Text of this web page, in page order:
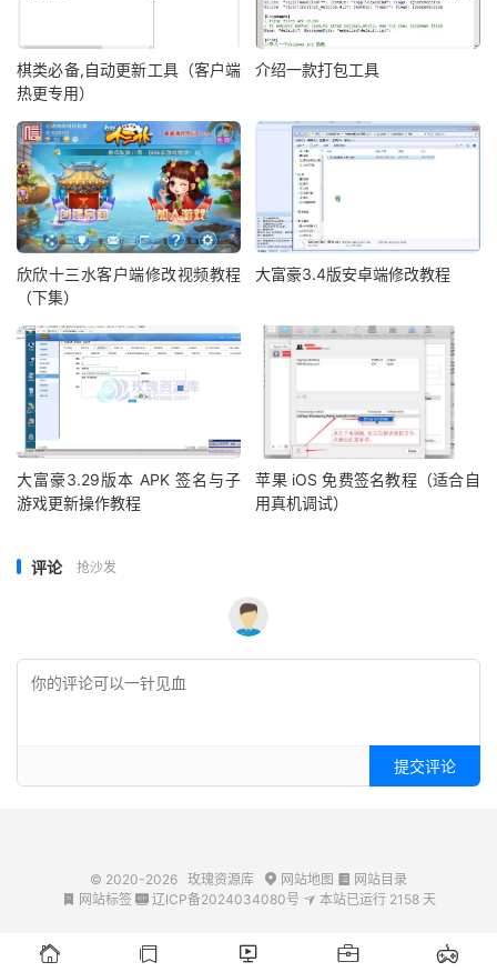
棋类必备,自动更新工具（客户端
热更专用）
介绍一款打包工具
欣欣十三水客户端修改视频教程
（下集）
大富豪3.4版安卓端修改教程
大富豪3.29版本 APK 签名与子
游戏更新操作教程
苹果 iOS 免费签名教程（适合自
用真机调试）
评论 抢沙发
提交评论
© 2020-2026 玫瑰资源库  网站地图  网站目录
 网站标签 辽ICP备2024034080号  本站已运行 2158天
    